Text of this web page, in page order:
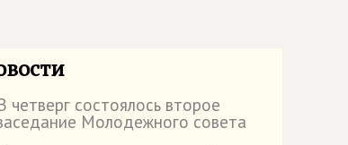
четверг состоялось второе
Молодежного совета